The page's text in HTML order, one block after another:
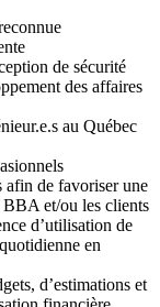
de sécurité
des affaires
au Québec
afin de favoriser une
et/ou les clients
d’utilisation de
en
d’estimations et